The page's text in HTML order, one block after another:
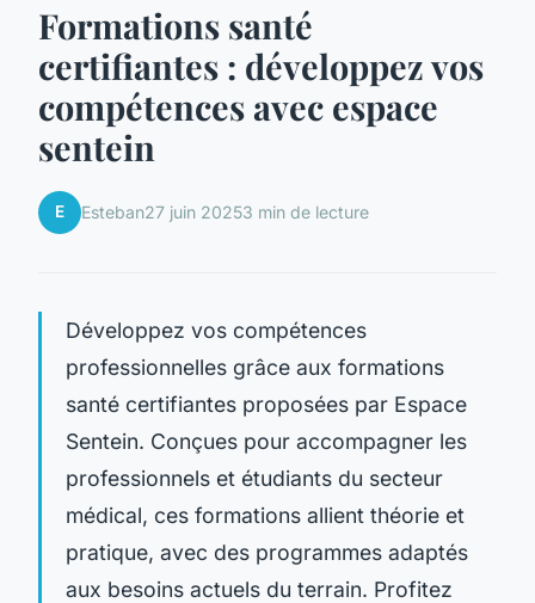
Formations santé
certifiantes : développez vos
compétences avec espace
sentein
E Esteban27 juin 20253 min de lecture
Développez vos compétences
professionnelles grâce aux formations
santé certifiantes proposées par Espace
Sentein. Conçues pour accompagner les
professionnels et étudiants du secteur
médical, ces formations allient théorie et
pratique, avec des programmes adaptés
aux besoins actuels du terrain. Profitez